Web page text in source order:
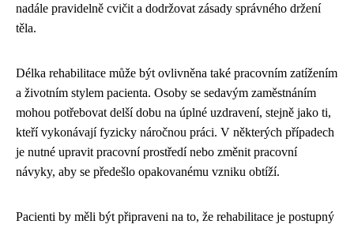
nadále pravidelně cvičit a dodržovat zásady správného držení
těla.
Délka rehabilitace může být ovlivněna také pracovním zatížením
a životním stylem pacienta. Osoby se sedavým zaměstnáním
mohou potřebovat delší dobu na úplné uzdravení, stejně jako ti,
kteří vykonávají fyzicky náročnou práci. V některých případech
je nutné upravit pracovní prostředí nebo změnit pracovní
návyky, aby se předešlo opakovanému vzniku obtíží.
Pacienti by měli být připraveni na to, že rehabilitace je postupný